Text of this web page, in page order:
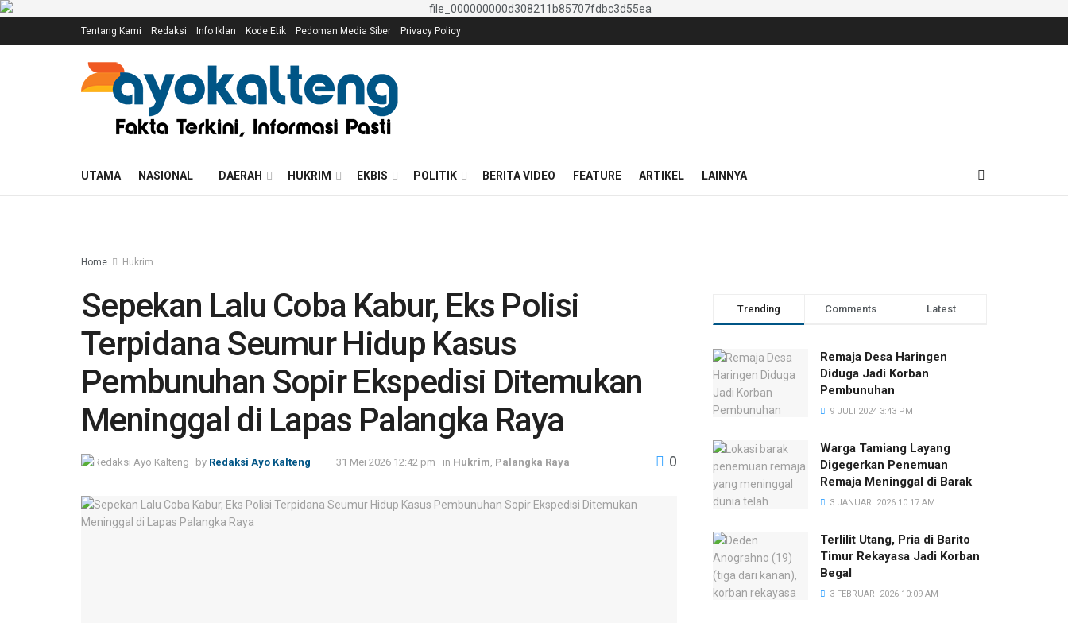
Tentang Kami Redaksi Info Iklan Kode Etik Pedoman Media Siber Privacy Policy
UTAMA NASIONAL DAERAH HUKRIM EKBIS POLITIK BERITA VIDEO FEATURE ARTIKEL LAINNYA
Home Hukrim
Sepekan Lalu Coba Kabur, Eks Polisi
Terpidana Seumur Hidup Kasus
Pembunuhan Sopir Ekspedisi Ditemukan
Meninggal di Lapas Palangka Raya
by Redaksi Ayo Kalteng 31 Mei 2026 12:42 pm in Hukrim Palangka Raya 0
Trending Comments Latest
Remaja Desa Haringen
Diduga Jadi Korban
Pembunuhan
9 JULI 2024 3:43 PM
Warga Tamiang Layang
Digegerkan Penemuan
Remaja Meninggal di Barak
3 JANUARI 2026 10:17 AM
Terlilit Utang, Pria di Barito
Timur Rekayasa Jadi Korban
Begal
3 FEBRUARI 2026 10:09 AM